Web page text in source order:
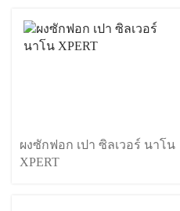
ผงซักฟอก เปา ซิลเวอร์ นาโน
XPERT